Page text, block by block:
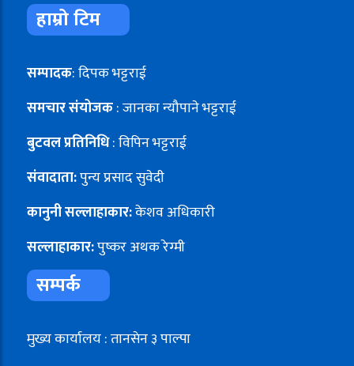
हाम्रो टिम
सम्पादक: दिपक भट्टराई
समचार संयोजक: जानका न्यौपाने भट्टराई
बुटवल प्रतिनिधि: विपिन भट्टराई
संवादाता:पुन्य प्रसाद सुवेदी
कानुनी सल्लाहाकार:केशव अधिकारी
सल्लाहाकार:पुष्कर अथक रेग्मी
सम्पर्क
मुख्य कार्यालय : तानसेन ३ पाल्पा